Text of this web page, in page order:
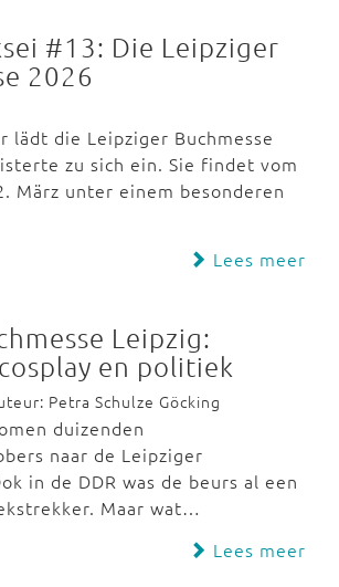
#13: Die Leipziger
2026
lädt die Leipziger Buchmesse
zu sich ein. Sie findet vom
März unter einem besonderen
Lees meer
Leipzig:
en politiek
Petra Schulze Göcking
duizenden
naar de Leipziger
in de DDR was de beurs al een
Maar wat…
Lees meer